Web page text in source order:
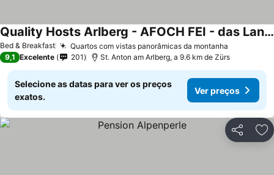
Bed & Breakfast Quartos com vistas panorâmicas da montanha
Quality Hosts Arlberg - AFOCH FEI - das Landhaus
9,1 Excelente 201 St. Anton am Arlberg, a 9.6 km de Zürs
Selecione as datas para ver os preços
exatos.
Ver preços
Partilhar